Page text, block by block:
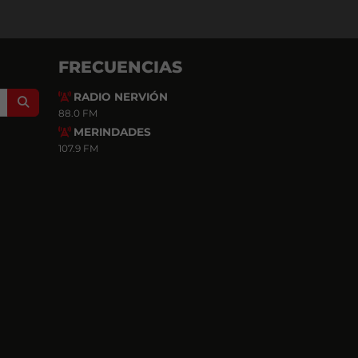
Search
FRECUENCIAS
RADIO NERVIÓN
88.0 FM
MERINDADES
107.9 FM